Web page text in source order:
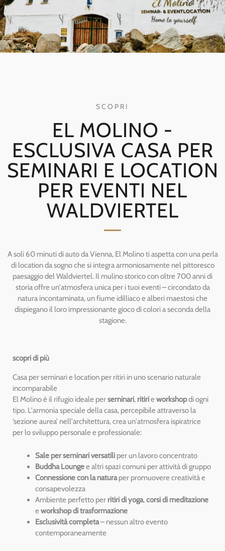
SCOPRI
EL MOLINO -
ESCLUSIVA CASA PER
SEMINARI E LOCATION
PER EVENTI NEL
WALDVIERTEL
A soli 60 minuti di auto da Vienna, El Molino ti aspetta con una perla
di location da sogno che si integra armoniosamente nel pittoresco
paesaggio del Waldviertel. Il mulino storico con oltre 700 anni di
storia offre un'atmosfera unica per i tuoi eventi – circondato da
natura incontaminata, un fiume idilliaco e alberi maestosi che
dispiegano il loro impressionante gioco di colori a seconda della
stagione.
scopri di più
Casa per seminari e location per ritiri in uno scenario naturale
incomparabile
El Molino è il rifugio ideale perseminari, ritirieworkshopdi ogni
tipo. L'armonia speciale della casa, percepibile attraverso la
‘sezione aurea’ nell'architettura, crea un'atmosfera ispiratrice
per lo sviluppo personale e professionale:
Sale per seminari versatili per un lavoro concentrato
Buddha Loungee altri spazi comuni per attività di gruppo
Connessione con la naturaper promuovere creatività e
consapevolezza
Ambiente perfetto per ritiri di yoga,corsi di meditazione
eworkshop di trasformazione
Esclusività completa– nessun altro evento
contemporaneamente